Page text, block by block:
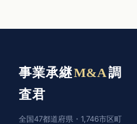
事業承継M&A調
査君
全国47都道府県・1,746市区町